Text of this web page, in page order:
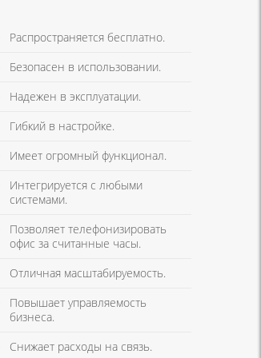
Распространяется бесплатно.
Безопасен в использовании.
Надежен в эксплуатации.
Гибкий в настройке.
Имеет огромный функционал.
Интегрируется с любыми
системами.
Позволяет телефонизировать
офис за считанные часы.
Отличная масштабируемость.
Повышает управляемость
бизнеса.
Снижает расходы на связь.